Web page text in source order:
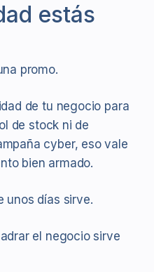
estás
promo.
de tu negocio para
de stock ni de
cyber, eso vale
bien armado.
unos días sirve.
el negocio sirve